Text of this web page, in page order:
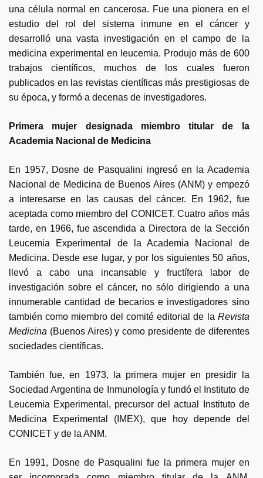
una célula normal en cancerosa. Fue una pionera en el
estudio del rol del sistema inmune en el cáncer y
desarrolló una vasta investigación en el campo de la
medicina experimental en leucemia. Produjo más de 600
trabajos científicos, muchos de los cuales fueron
publicados en las revistas científicas más prestigiosas de
su época, y formó a decenas de investigadores.
Primera mujer designada miembro titular de la
Academia Nacional de Medicina
En 1957, Dosne de Pasqualini ingresó en la Academia
Nacional de Medicina de Buenos Aires (ANM) y empezó
a interesarse en las causas del cáncer. En 1962, fue
aceptada como miembro del CONICET. Cuatro años más
tarde, en 1966, fue ascendida a Directora de la Sección
Leucemia Experimental de la Academia Nacional de
Medicina. Desde ese lugar, y por los siguientes 50 años,
llevó a cabo una incansable y fructífera labor de
investigación sobre el cáncer, no sólo dirigiendo a una
innumerable cantidad de becarios e investigadores sino
también como miembro del comité editorial de la Revista
Medicina (Buenos Aires) y como presidente de diferentes
sociedades científicas.
También fue, en 1973, la primera mujer en presidir la
Sociedad Argentina de Inmunología y fundó el Instituto de
Leucemia Experimental, precursor del actual Instituto de
Medicina Experimental (IMEX), que hoy depende del
CONICET y de la ANM.
En 1991, Dosne de Pasqualini fue la primera mujer en